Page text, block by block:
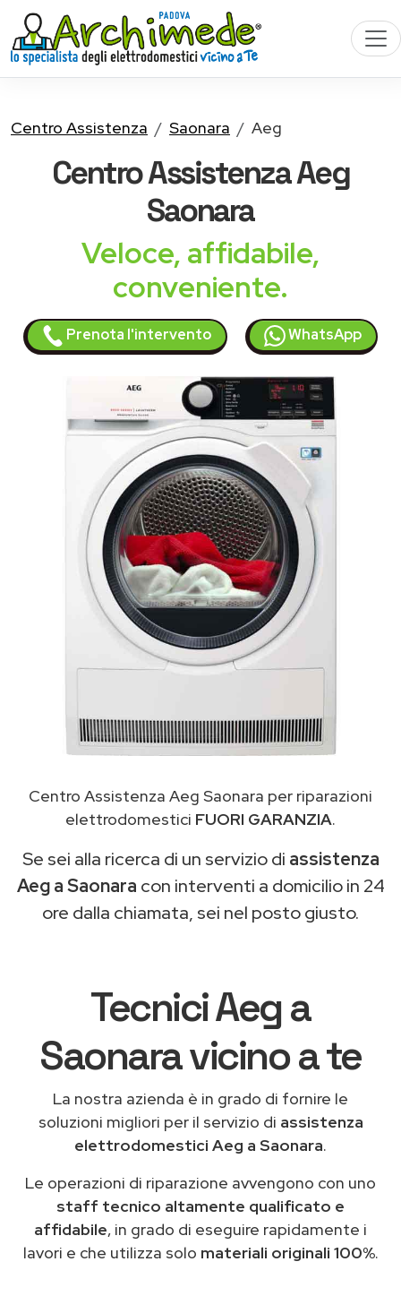
Centro Assistenza Saonara Aeg
Centro AssistenzaAeg
Saonara
Veloce, affidabile,
conveniente.
Prenota l'intervento WhatsApp
Centro Assistenza Aeg Saonara per riparazioni
elettrodomestici FUORI GARANZIA.
Se sei alla ricerca di un servizio di assistenza
Aeg a Saonara con interventi a domicilio in 24
ore dalla chiamata, sei nel posto giusto.
Tecnici Aeg a
Saonara vicino a te
La nostra azienda è in grado di fornire le
soluzioni migliori per il servizio di assistenza
elettrodomestici Aeg a Saonara.
Le operazioni di riparazione avvengono con uno
staff tecnico altamente qualificato e
affidabile, in grado di eseguire rapidamente i
lavori e che utilizza solo materiali originali 100%.